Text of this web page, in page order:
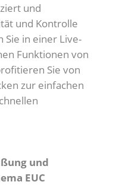
und
und Kontrolle
Sie in einer Live-
Funktionen von
Sie von
zur einfachen
und
EUC